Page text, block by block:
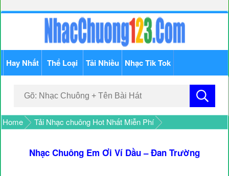
Hay Nhất Thể Loại Tải Nhiều Nhạc Tik Tok
Home Tải Nhạc chuông Hot Nhất Miễn Phí
Nhạc Chuông Em Ơi Ví Dầu – Đan Trường